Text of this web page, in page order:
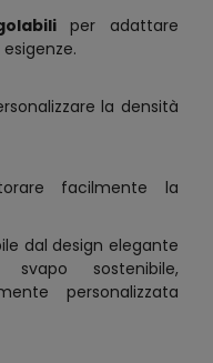
per adattare
la densità
facilmente la
dal design elegante
sostenibile,
personalizzata